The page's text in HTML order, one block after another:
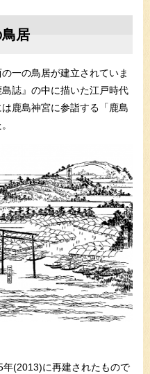
居
一の鳥居が建立されていま
誌』の中に描いた江戸時代
鹿島神宮に参詣する「鹿島
(2013)に再建されたもので